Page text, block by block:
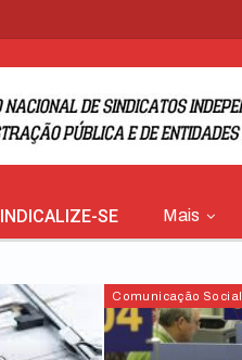
SE Mais
Comunicação Social